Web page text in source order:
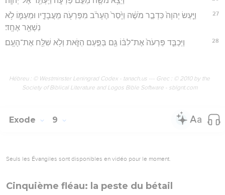
27
וַיַּ֤עַשׂ יְהוָה֙ כִּדְבַ֣ר מֹשֶׁ֔ה וַיָּ֙סַר֙ הֶעָרֹ֔ב מִפַּרְעֹ֖ה מֵעֲבָדָ֣יו וּמֵעַמּ֑וֹ לֹ֥א
נִשְׁאַ֖ר אֶחָֽד׃
28 וַיַּכְבֵּ֤ד פַּרְעֹה֙ אֶת־לִבּ֔וֹ גַּ֖ם בַּפַּ֣עַם הַזֹּ֑את וְלֹ֥א שִׁלַּ֖ח אֶת־הָעָֽם׃
Hébreu : © Westminster Leningrad Codex - tanach.us --- Grec : © 2010 by the
Society of Biblical Literature and Logos Bible Software - sblgnt.com
Exode 9
Seuls les Évangiles sont disponibles en vidéo pour le moment.
Cinquième fléau: la peste du bétail